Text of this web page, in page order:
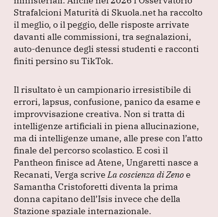
k
Strafalcioni Maturità di Skuola.net ha raccolto
il meglio, o il peggio, delle risposte arrivate
davanti alle commissioni, tra segnalazioni,
auto-denunce degli stessi studenti e racconti
finiti persino su TikTok.
Il risultato è un campionario irresistibile di
errori, lapsus, confusione, panico da esame e
improvvisazione creativa. Non si tratta di
intelligenze artificiali in piena allucinazione,
ma di intelligenze umane, alle prese con l’atto
finale del percorso scolastico. E così il
Pantheon finisce ad Atene, Ungaretti nasce a
Recanati, Verga scrive La coscienza di Zenoe
Samantha Cristoforetti diventa la prima
donna capitano dell’Isis invece che della
Stazione spaziale internazionale.